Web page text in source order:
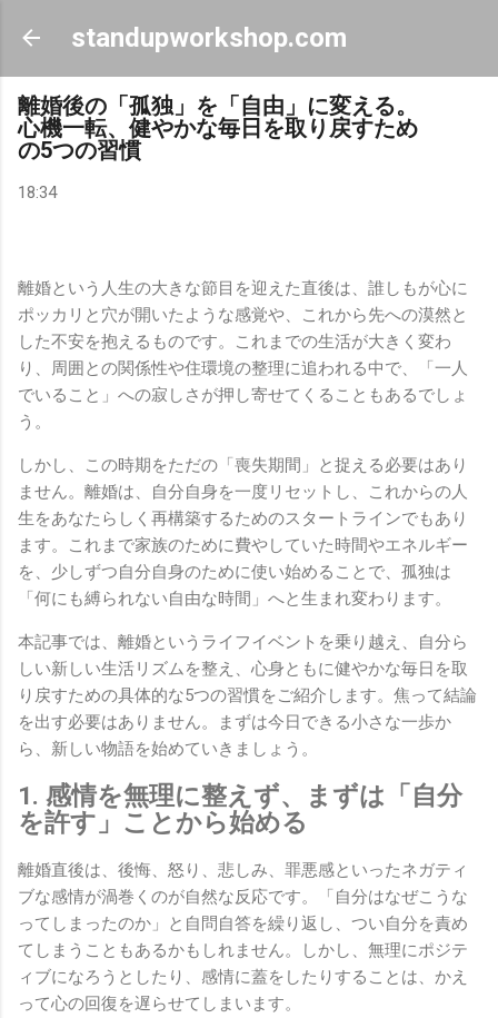
スキップしてメイン コンテンツに移動
standupworkshop.com
離婚後の「孤独」を「自由」に変える。
心機一転、健やかな毎日を取り戻すため
の5つの習慣
18:34
離婚という人生の大きな節目を迎えた直後は、誰しもが心に
ポッカリと穴が開いたような感覚や、これから先への漠然と
した不安を抱えるものです。これまでの生活が大きく変わ
り、周囲との関係性や住環境の整理に追われる中で、「一人
でいること」への寂しさが押し寄せてくることもあるでしょ
う。
しかし、この時期をただの「喪失期間」と捉える必要はあり
ません。離婚は、自分自身を一度リセットし、これからの人
生をあなたらしく再構築するためのスタートラインでもあり
ます。これまで家族のために費やしていた時間やエネルギー
を、少しずつ自分自身のために使い始めることで、孤独は
「何にも縛られない自由な時間」へと生まれ変わります。
本記事では、離婚というライフイベントを乗り越え、自分ら
しい新しい生活リズムを整え、心身ともに健やかな毎日を取
り戻すための具体的な5つの習慣をご紹介します。焦って結論
を出す必要はありません。まずは今日できる小さな一歩か
ら、新しい物語を始めていきましょう。
1. 感情を無理に整えず、まずは「自分
を許す」ことから始める
離婚直後は、後悔、怒り、悲しみ、罪悪感といったネガティ
ブな感情が渦巻くのが自然な反応です。「自分はなぜこうな
ってしまったのか」と自問自答を繰り返し、つい自分を責め
てしまうこともあるかもしれません。しかし、無理にポジテ
ィブになろうとしたり、感情に蓋をしたりすることは、かえ
って心の回復を遅らせてしまいます。